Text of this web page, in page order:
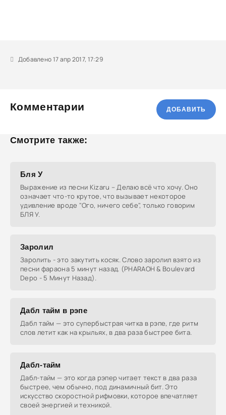
Добавлено 17 апр 2017, 17:29
Комментарии ДОБАВИТЬ
Смотрите также:
Бля У
Выражение из песни Kizaru – Делаю всё что хочу. Оно
означает что-то крутое, что вызывает некоторое
удивление вроде "Ого, ничего себе", только говорим
БЛЯ У.
Заролил
Заролить - это закутить косяк. Слово заролил взято из
песни фараона 5 минут назад. (PHARAOH & Boulevard
Depo - 5 Минут Назад).
Дабл тайм в рэпе
Дабл тайм — это супербыстрая читка в рэпе, где ритм
слов летит как на крыльях, в два раза быстрее бита.
Дабл-тайм
Дабл-тайм — это когда рэпер читает текст в два раза
быстрее, чем обычно, под динамичный бит. Это
искусство скоростной рифмовки, которое впечатляет
своей энергией и техникой.